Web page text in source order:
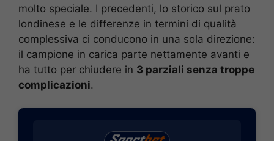
molto speciale. I precedenti, lo storico sul prato
londinese e le differenze in termini di qualità
complessiva ci conducono in una sola direzione:
il campione in carica parte nettamente avanti e
ha tutto per chiudere in 3 parziali senza troppe
complicazioni.